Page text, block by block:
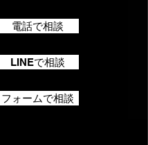
電話で相談
LINEで相談
フォームで相談